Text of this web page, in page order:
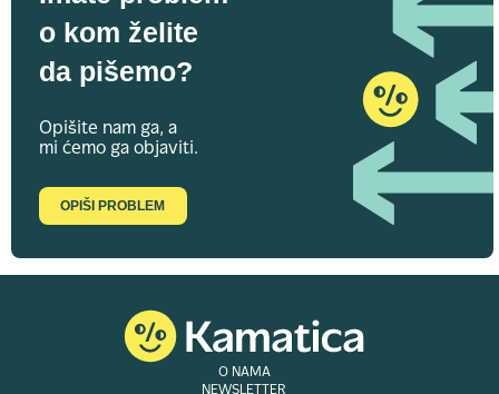
o kom želite
da pišemo?
Opišite nam ga, a
mi ćemo ga objaviti.
OPIŠI PROBLEM
O NAMA
NEWSLETTER